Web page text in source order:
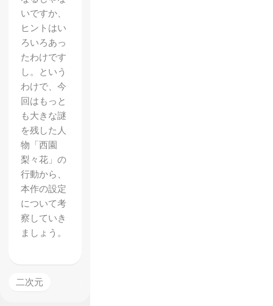
いですか、
ヒントはい
ろいろあっ
たわけです
し。という
わけで、今
回はもっと
も大きな謎
を残した人
物「西園
梨々花」の
行動から、
本作の設定
について考
察していき
ましょう。
二次元
【WIL
D
GUNS
Reload
ed】パ